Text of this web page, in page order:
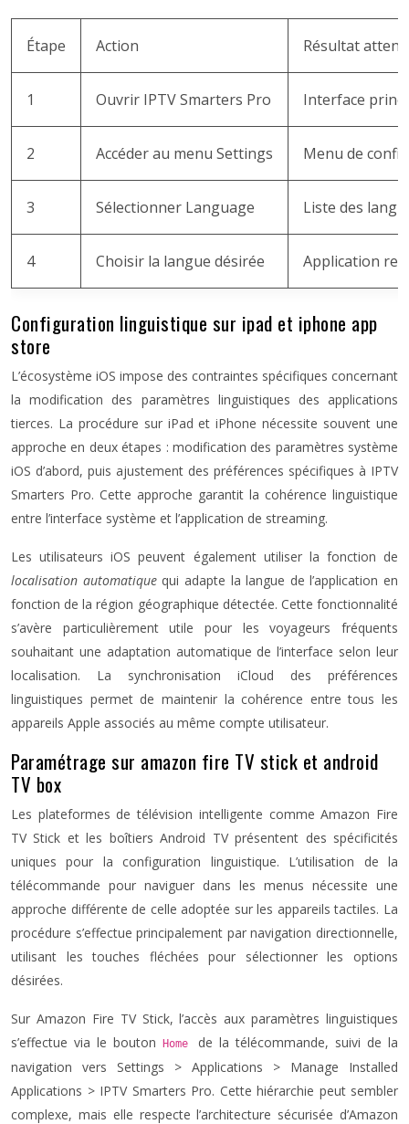
Étape Action Résultat
1 Ouvrir IPTV Smarters Pro Interface
2 Accéder au menu Settings Menu de
3 Sélectionner Language Liste des
4 Choisir la langue désirée Application
Configuration linguistique sur ipad et iphone app
store
L’écosystème iOS impose des contraintes spécifiques concernant
la modification des paramètres linguistiques des applications
tierces. La procédure sur iPad et iPhone nécessite souvent une
approche en deux étapes : modification des paramètres système
iOS d’abord, puis ajustement des préférences spécifiques à IPTV
Smarters Pro. Cette approche garantit la cohérence linguistique
entre l’interface système et l’application de streaming.
Les utilisateurs iOS peuvent également utiliser la fonction de
localisation automatiquequi adapte la langue de l’application en
fonction de la région géographique détectée. Cette fonctionnalité
s’avère particulièrement utile pour les voyageurs fréquents
souhaitant une adaptation automatique de l’interface selon leur
localisation. La synchronisation iCloud des préférences
linguistiques permet de maintenir la cohérence entre tous les
appareils Apple associés au même compte utilisateur.
Paramétrage sur amazon fire TV stick et android
TV box
Les plateformes de télévision intelligente comme Amazon Fire
TV Stick et les boîtiers Android TV présentent des spécificités
uniques pour la configuration linguistique. L’utilisation de la
télécommande pour naviguer dans les menus nécessite une
approche différente de celle adoptée sur les appareils tactiles. La
procédure s’effectue principalement par navigation directionnelle,
utilisant les touches fléchées pour sélectionner les options
désirées.
Sur Amazon Fire TV Stick, l’accès aux paramètres linguistiques
s’effectue via le boutonHome
de la télécommande, suivi de la
navigation vers Settings > Applications > Manage Installed
Applications > IPTV Smarters Pro. Cette hiérarchie peut sembler
complexe, mais elle respecte l’architecture sécurisée d’Amazon